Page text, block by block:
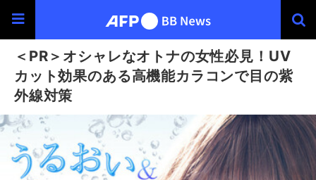
＜PR＞オシャレなオトナの女性必見！UV
カット効果のある高機能カラコンで目の紫
外線対策